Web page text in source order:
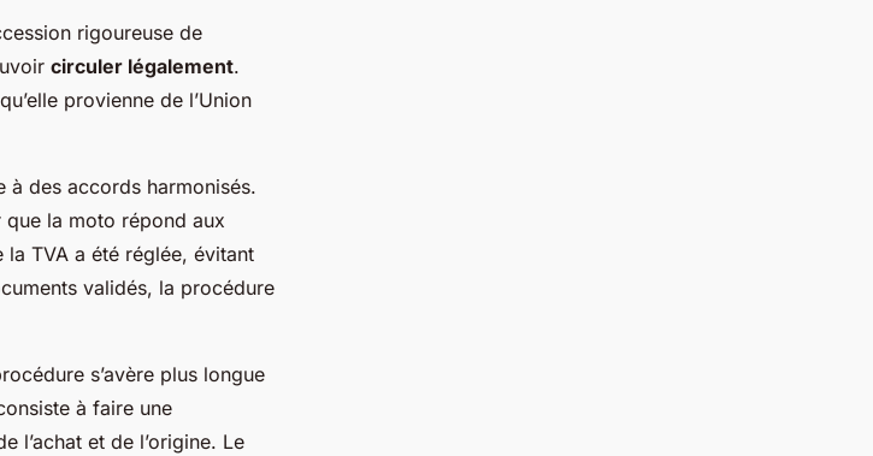
rigoureuse de
circuler légalement.
provienne de l’Union
à des accords harmonisés.
que la moto répond aux
la TVA a été réglée, évitant
validés, la procédure
s’avère plus longue
à faire une
l’achat et de l’origine. Le